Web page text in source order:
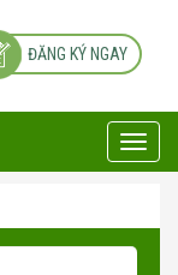
ĐĂNG KÝ NGAY
Toggle